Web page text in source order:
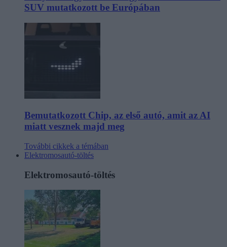
SUV mutatkozott be Európában
Bemutatkozott Chip, az első autó, amit az AI
miatt vesznek majd meg
További cikkek a témában
Elektromosautó-töltés
Elektromosautó-töltés